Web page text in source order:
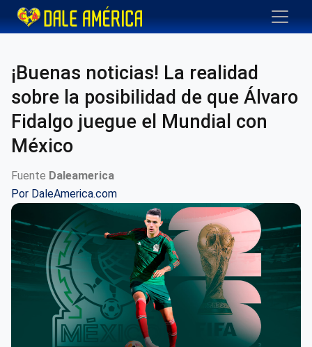
¡Buenas noticias! La realidad
sobre la posibilidad de que Álvaro
Fidalgo juegue el Mundial con
México
Fuente Daleamerica
Por DaleAmerica.com